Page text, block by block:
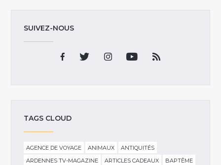
SUIVEZ-NOUS
TAGS CLOUD
AGENCE DE VOYAGE ANIMAUX
ANTIQUITÉS
ARDENNES TV-MAGAZINE
ARTICLES CADEAUX
BAPTÊME